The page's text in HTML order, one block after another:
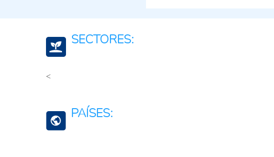
SECTORES:
<
Ciencia, tecnología e innovación
PAÍSES: